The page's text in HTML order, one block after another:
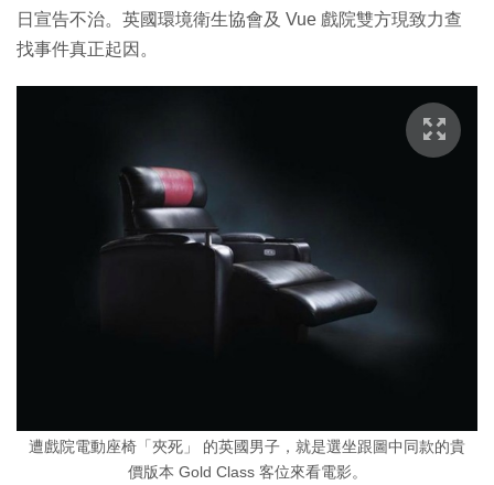
日宣告不治。英國環境衛生協會及 Vue 戲院雙方現致力查
找事件真正起因。
遭戲院電動座椅「夾死」 的英國男子，就是選坐跟圖中同款的貴
價版本 Gold Class 客位來看電影。